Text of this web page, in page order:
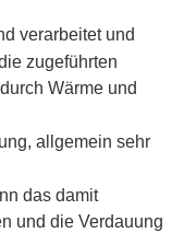
verarbeitet und
zugeführten
Wärme und
allgemein sehr
das damit
und die Verdauung